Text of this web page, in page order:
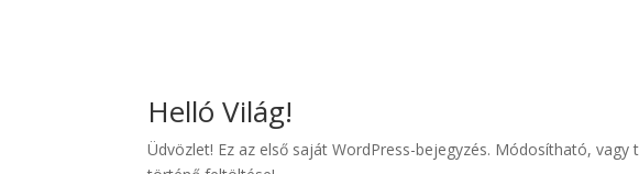
Helló Világ!
Üdvözlet! Ez az első saját WordPress-bejegyzés. Módosítható,